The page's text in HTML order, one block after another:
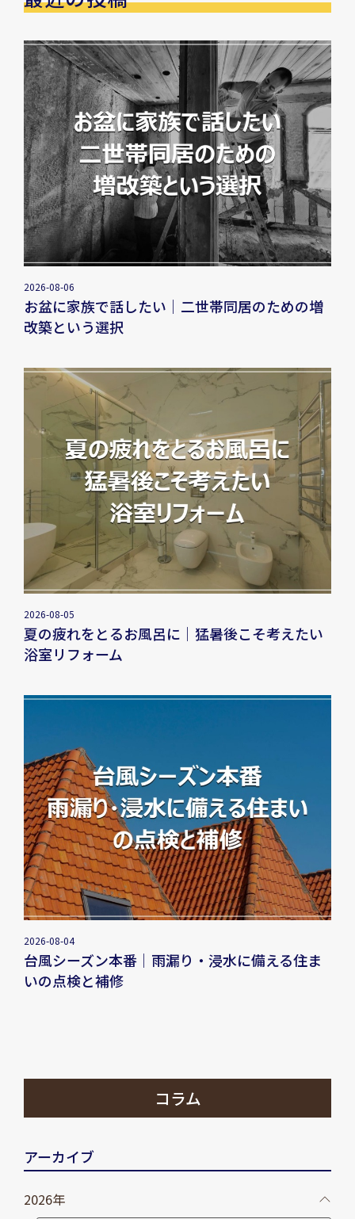
2026-08-06
お盆に家族で話したい｜二世帯同居のための増
改築という選択
2026-08-05
夏の疲れをとるお風呂に｜猛暑後こそ考えたい
浴室リフォーム
2026-08-04
台風シーズン本番｜雨漏り・浸水に備える住ま
いの点検と補修
コラム
アーカイブ
2026年